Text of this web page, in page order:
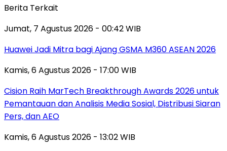
Berita Terkait
Jumat, 7 Agustus 2026 - 00:42 WIB
Huawei Jadi Mitra bagi Ajang GSMA M360 ASEAN 2026
Kamis, 6 Agustus 2026 - 17:00 WIB
Cision Raih MarTech Breakthrough Awards 2026 untuk
Pemantauan dan Analisis Media Sosial, Distribusi Siaran
Pers, dan AEO
Kamis, 6 Agustus 2026 - 13:02 WIB